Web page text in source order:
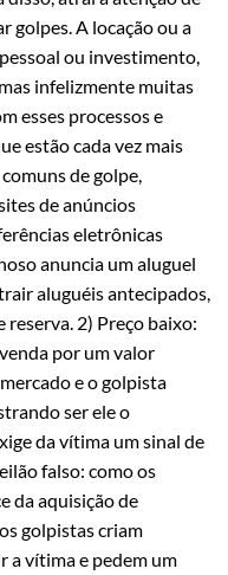
golpes. A locação ou a
ou investimento,
infelizmente muitas
esses processos e
estão cada vez mais
de golpe,
de anúncios
eletrônicas
anuncia um aluguel
aluguéis antecipados,
2) Preço baixo:
por um valor
e o golpista
ser ele o
da vítima um sinal de
falso: como os
da aquisição de
golpistas criam
a vítima e pedem um